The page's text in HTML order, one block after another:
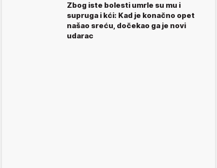
Zbog iste bolesti umrle su mu i
supruga i kći: Kad je konačno opet
našao sreću, dočekao ga je novi
udarac